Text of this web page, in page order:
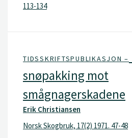
113-134
TIDSSKRIFTSPUBLIKASJON –
snøpakking mot
smågnagerskadene
Erik Christiansen
Norsk Skogbruk, 17(2) 1971. 47-48